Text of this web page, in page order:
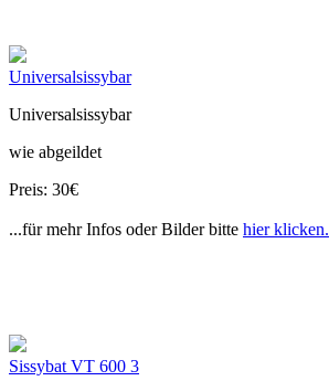
Universalsissybar
Universalsissybar
wie abgeildet
Preis: 30€
...für mehr Infos oder Bilder bitte hier klicken.
Sissybat VT 600 3